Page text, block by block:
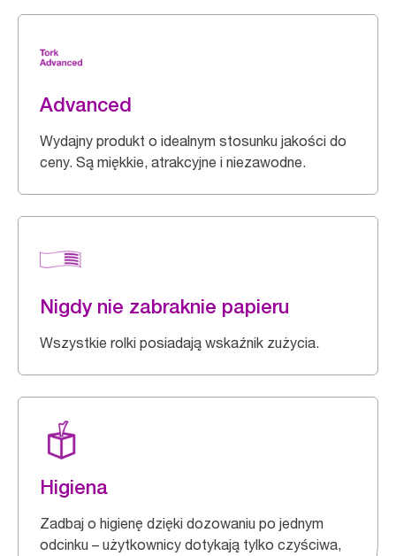
Advanced
Wydajny produkt o idealnym stosunku jakości do
ceny. Są miękkie, atrakcyjne i niezawodne.
Nigdy nie zabraknie papieru
Wszystkie rolki posiadają wskaźnik zużycia.
Higiena
Zadbaj o higienę dzięki dozowaniu po jednym
odcinku – użytkownicy dotykają tylko czyściwa,